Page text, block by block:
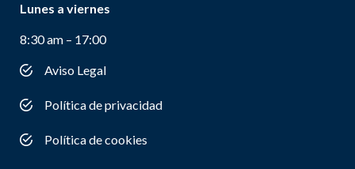
Lunes a viernes
8:30 am – 17:00
Aviso Legal
Política de privacidad
Política de cookies